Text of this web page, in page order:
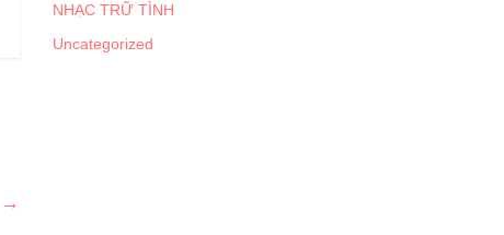
→
NHẠC TRỮ TÌNH
Uncategorized